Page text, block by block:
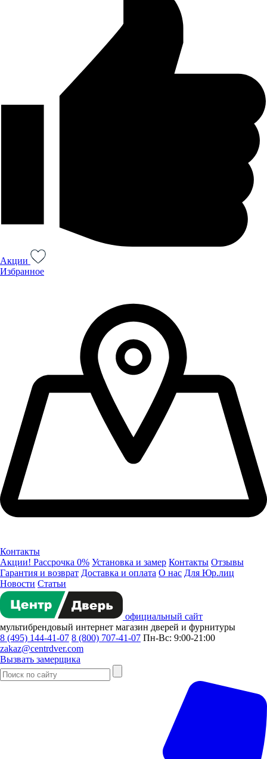
Акции
Избранное
Контакты
Акции! Рассрочка 0% Установка и замер Контакты Отзывы
Гарантия и возврат Доставка и оплата О нас Для Юр.лиц
Новости Статьи
официальный сайт
мультибрендовый интернет магазин дверей и фурнитуры
8 (495) 144-41-07 8 (800) 707-41-07 Пн-Вс: 9:00-21:00
zakaz@centrdver.com
Вызвать замерщика